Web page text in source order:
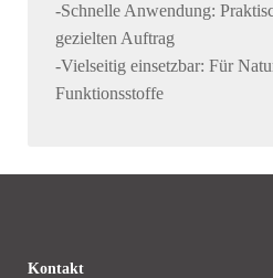
-Schnelle Anwendung:
gezielten Auftrag
-Vielseitig einsetzbar: Für
Funktionsstoffe
Kontakt